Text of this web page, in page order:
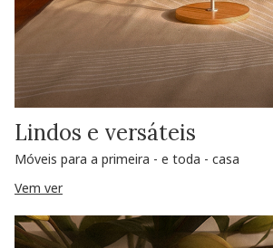
Lindos e versáteis
Móveis para a primeira - e toda - casa
Vem ver